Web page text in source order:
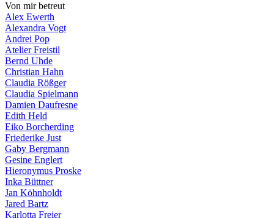
Von mir betreut
Alex Ewerth
Alexandra Vogt
Andrei Pop
Atelier Freistil
Bernd Uhde
Christian Hahn
Claudia Rößger
Claudia Spielmann
Damien Daufresne
Edith Held
Eiko Borcherding
Friederike Just
Gaby Bergmann
Gesine Englert
Hieronymus Proske
Inka Büttner
Jan Köhnholdt
Jared Bartz
Karlotta Freier